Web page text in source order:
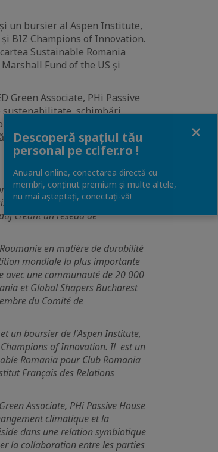
un bursier al Aspen Institute,
BIZ Champions of Innovation.
Sustainable Romania
Fund of the US și
Green Associate, PHi Passive
sustenabilitate, schimbări
orașelor rezidă într-o relație
promovăm colaborarea între
et internationales,
qui accélère la transformation
créant un réseau de
en matière de durabilité
mondiale la plus importante
avec une communauté de 20 000
et Global Shapers Bucharest
du Comité de
un boursier de l'Aspen Institute,
of Innovation. Il est un
Romania pour Club Romania
Français des Relations
Associate, PHi Passive House
climatique et la
dans une relation symbiotique
la collaboration entre les parties
Descoperă spațiul tău
personal pe ccifer.ro !
Anuarul online, conectarea directă cu
membri, conținut premium și multe altele,
nu mai așteptați, conectaţi-vă!